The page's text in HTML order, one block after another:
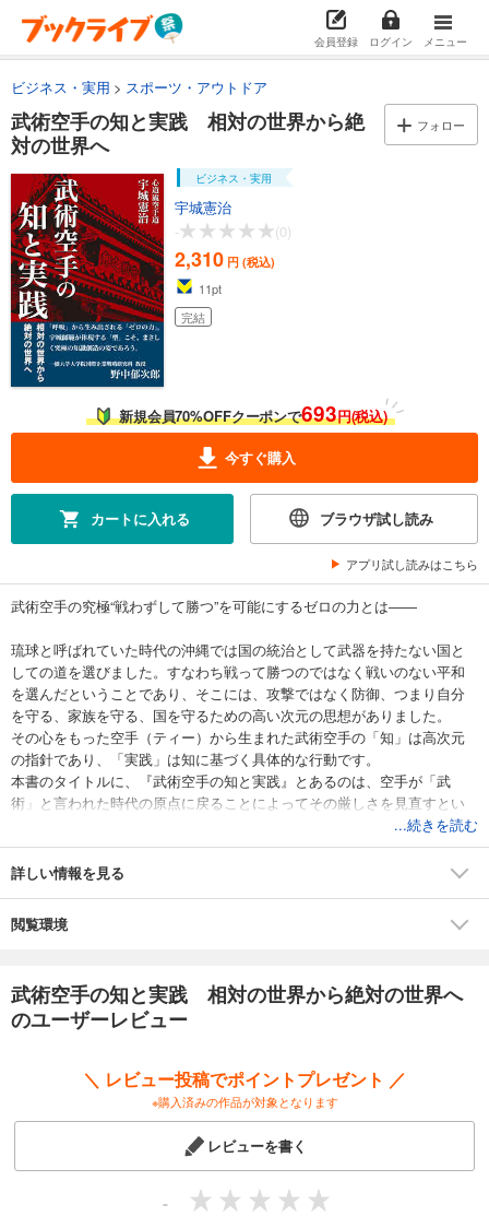
会員登録 ログイン メニュー
ビジネス・実用 スポーツ・アウトドア
武術空手の知と実践 相対の世界から絶
対の世界へ
フォロー
ビジネス・実用
宇城憲治
-
(0)
2,310 円 (税込)
11pt
完結
新規会員70%OFFクーポンで693円(税込)
今すぐ購入
カートに入れる ブラウザ試し読み
アプリ試し読みはこちら
武術空手の究極“戦わずして勝つ”を可能にするゼロの力とは――
琉球と呼ばれていた時代の沖縄では国の統治として武器を持たない国と
しての道を選びました。すなわち戦って勝つのではなく戦いのない平和
を選んだということであり、そこには、攻撃ではなく防御、つまり自分
を守る、家族を守る、国を守るための高い次元の思想がありました。
その心をもった空手（ティー）から生まれた武術空手の「知」は高次元
の指針であり、「実践」は知に基づく具体的な行動です。
本書のタイトルに、『武術空手の知と実践』とあるのは、空手が「武
術」と言われた時代の原点に戻ることによってその厳しさを見直すとい
...続きを読む
詳しい情報を見る
閲覧環境
武術空手の知と実践 相対の世界から絶対の世界へ
のユーザーレビュー
＼ レビュー投稿でポイントプレゼント ／
※購入済みの作品が対象となります
レビューを書く
-